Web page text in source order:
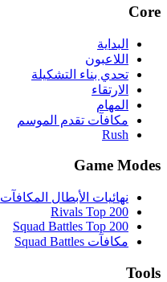
Core
البداية
اللاعبون
تحدي بناء التشكيلة
الارتقاء
المهام
مكافآت تقدم الموسم
Rush
Game Modes
نهائيات الأبطال المكافآت
Rivals Top 200
Squad Battles Top 200
مكافآت Squad Battles
Tools